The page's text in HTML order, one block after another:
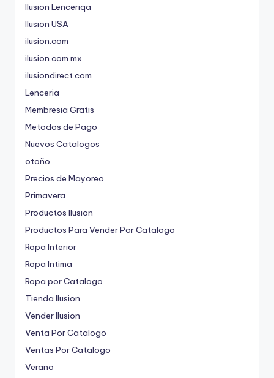
Ilusion Lenceriqa
Ilusion USA
ilusion.com
ilusion.com.mx
ilusiondirect.com
Lenceria
Membresia Gratis
Metodos de Pago
Nuevos Catalogos
otoño
Precios de Mayoreo
Primavera
Productos Ilusion
Productos Para Vender Por Catalogo
Ropa Interior
Ropa Intima
Ropa por Catalogo
Tienda Ilusion
Vender Ilusion
Venta Por Catalogo
Ventas Por Catalogo
Verano